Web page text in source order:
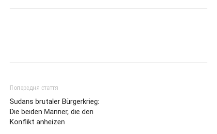
Попередня стаття
Sudans brutaler Bürgerkrieg:
Die beiden Männer, die den
Konflikt anheizen